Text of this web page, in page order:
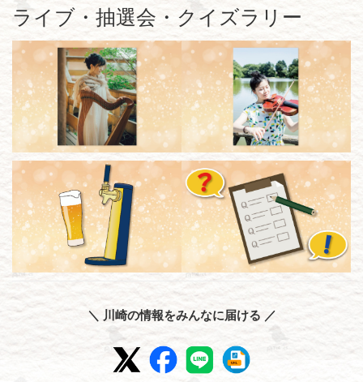
ライブ・抽選会・クイズラリー
＼ 川崎の情報をみんなに届ける ／